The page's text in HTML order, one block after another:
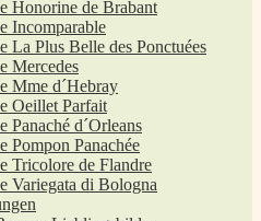
Honorine de Brabant
Incomparable
La Plus Belle des Ponctuées
Mercedes
Mme d´Hebray
Oeillet Parfait
Panaché d´Orleans
Pompon Panachée
Tricolore de Flandre
Variegata di Bologna